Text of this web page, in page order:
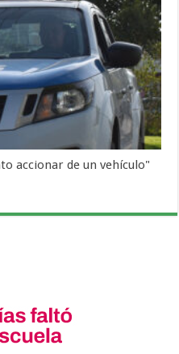
accionar de un vehículo"